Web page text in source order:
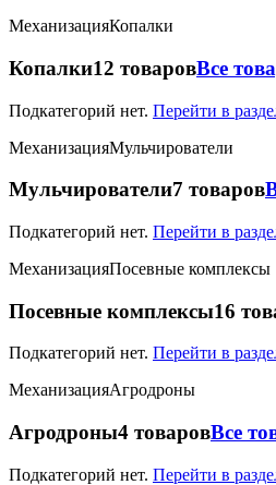
МеханизацияКопалки
Копалки12 товаровВсе
Подкатегорий нет. Перейти в
МеханизацияМульчирователи
Мульчирователи7 товаров
Подкатегорий нет. Перейти в
МеханизацияПосевные комплексы
Посевные комплексы16
Подкатегорий нет. Перейти в
МеханизацияАгродроны
Агродроны4 товаровВсе
Подкатегорий нет. Перейти в